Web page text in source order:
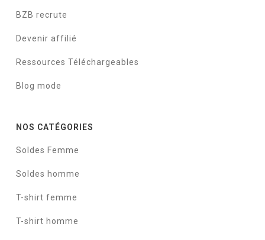
BZB recrute
Devenir affilié
Ressources Téléchargeables
Blog mode
NOS CATÉGORIES
Soldes Femme
Soldes homme
T-shirt femme
T-shirt homme